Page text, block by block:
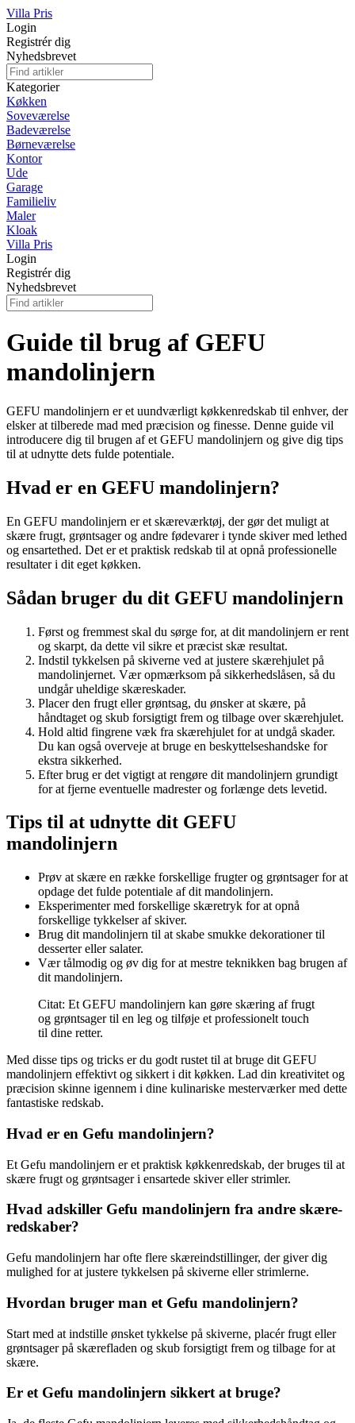
Villa Pris
Login
Registrér dig
Nyhedsbrevet
Kategorier
Køkken
Soveværelse
Badeværelse
Børneværelse
Kontor
Ude
Garage
Familieliv
Maler
Kloak
Villa Pris
Login
Registrér dig
Nyhedsbrevet
Guide til brug af GEFU
mandolinjern
GEFU mandolinjern er et uundværligt køkkenredskab til enhver, der
elsker at tilberede mad med præcision og finesse. Denne guide vil
introducere dig til brugen af et GEFU mandolinjern og give dig tips
til at udnytte dets fulde potentiale.
Hvad er en GEFU mandolinjern?
En GEFU mandolinjern er et skæreværktøj, der gør det muligt at
skære frugt, grøntsager og andre fødevarer i tynde skiver med lethed
og ensartethed. Det er et praktisk redskab til at opnå professionelle
resultater i dit eget køkken.
Sådan bruger du dit GEFU mandolinjern
Først og fremmest skal du sørge for, at dit mandolinjern er rent
og skarpt, da dette vil sikre et præcist skæ resultat.
Indstil tykkelsen på skiverne ved at justere skærehjulet på
mandolinjernet. Vær opmærksom på sikkerhedslåsen, så du
undgår uheldige skæreskader.
Placer den frugt eller grøntsag, du ønsker at skære, på
håndtaget og skub forsigtigt frem og tilbage over skærehjulet.
Hold altid fingrene væk fra skærehjulet for at undgå skader.
Du kan også overveje at bruge en beskyttelseshandske for
ekstra sikkerhed.
Efter brug er det vigtigt at rengøre dit mandolinjern grundigt
for at fjerne eventuelle madrester og forlænge dets levetid.
Tips til at udnytte dit GEFU
mandolinjern
Prøv at skære en række forskellige frugter og grøntsager for at
opdage det fulde potentiale af dit mandolinjern.
Eksperimenter med forskellige skæretryk for at opnå
forskellige tykkelser af skiver.
Brug dit mandolinjern til at skabe smukke dekorationer til
desserter eller salater.
Vær tålmodig og øv dig for at mestre teknikken bag brugen af
dit mandolinjern.
Citat: Et GEFU mandolinjern kan gøre skæring af frugt
og grøntsager til en leg og tilføje et professionelt touch
til dine retter.
Med disse tips og tricks er du godt rustet til at bruge dit GEFU
mandolinjern effektivt og sikkert i dit køkken. Lad din kreativitet og
præcision skinne igennem i dine kulinariske mesterværker med dette
fantastiske redskab.
Hvad er en Gefu mandolinjern?
Et Gefu mandolinjern er et praktisk køkkenredskab, der bruges til at
skære frugt og grøntsager i ensartede skiver eller strimler.
Hvad adskiller Gefu mandolinjern fra andre skære-
redskaber?
Gefu mandolinjern har ofte flere skæreindstillinger, der giver dig
mulighed for at justere tykkelsen på skiverne eller strimlerne.
Hvordan bruger man et Gefu mandolinjern?
Start med at indstille ønsket tykkelse på skiverne, placér frugt eller
grøntsager på skærefladen og skub forsigtigt frem og tilbage for at
skære.
Er et Gefu mandolinjern sikkert at bruge?